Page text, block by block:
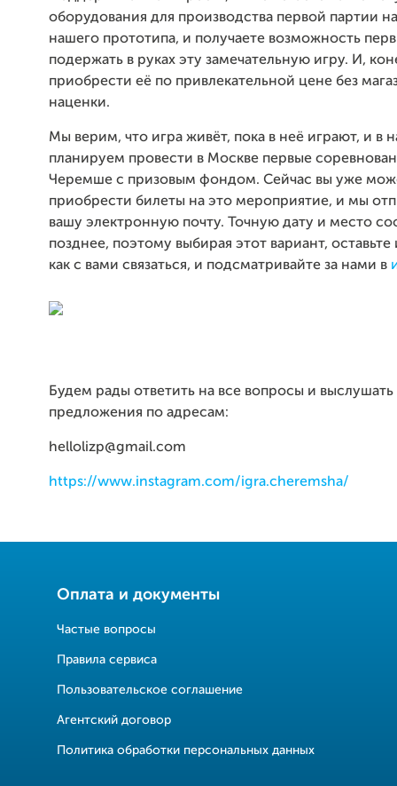
оборудования для производства первой партии
нашего прототипа, и получаете возможность
подержать в руках эту замечательную игру. И,
приобрести её по привлекательной цене без
наценки.
Мы верим, что игра живёт, пока в неё играют, и в
планируем провести в Москве первые
Черемше с призовым фондом. Сейчас вы уже
приобрести билеты на это мероприятие, и мы
вашу электронную почту. Точную дату и место
позднее, поэтому выбирая этот вариант,
как с вами связаться, и подсматривайте за нами в
Будем рады ответить на все вопросы и
предложения по адресам:
hellolizp@gmail.com
https://www.instagram.com/igra.cheremsha/
Оплата и документы
Частые вопросы
Правила сервиса
Пользовательское соглашение
Агентский договор
Политика обработки персональных данных